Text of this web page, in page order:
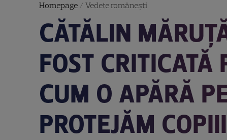
Homepage/ Vedete româneşti
CĂTĂLIN
FOST
CUM O APĂRĂ
PROTEJĂM